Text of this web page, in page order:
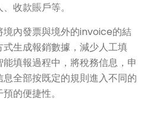
收款賬戶等。
內發票與境外的invoice的結
生成報銷數據，減少人工填
填報過程中，將稅務信息，申
全部按既定的規則進入不同的
的便捷性。